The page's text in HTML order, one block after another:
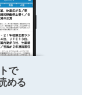
で
める